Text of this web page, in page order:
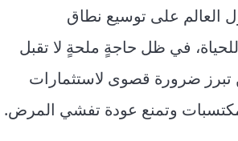
العالم على توسيع نطاق
للحياة، في ظل حاجةٍ ملحةٍ لا تقبل
تبرز ضرورة قصوى لاستثمارات
وتمنع عودة تفشي المرض.